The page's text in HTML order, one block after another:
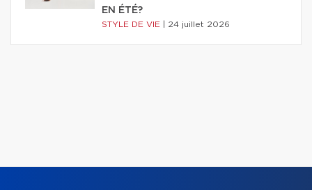
EN ÉTÉ?
STYLE DE VIE 24 juillet 2026